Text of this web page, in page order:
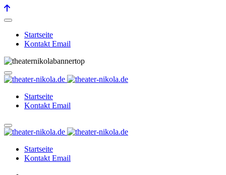
Startseite
Kontakt Email
Startseite
Kontakt Email
Startseite
Kontakt Email